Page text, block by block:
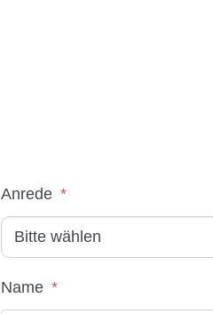
Anrede *
Name *